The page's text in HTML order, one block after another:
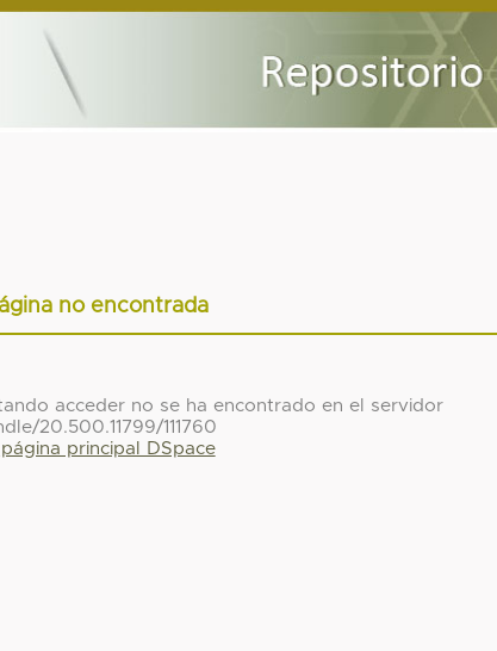
no encontrada
acceder no se ha encontrado en el servidor
20.500.11799/111760
página principal DSpace